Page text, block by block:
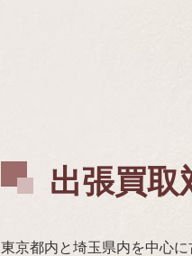
出張買取
東京都内と埼玉県内を中心